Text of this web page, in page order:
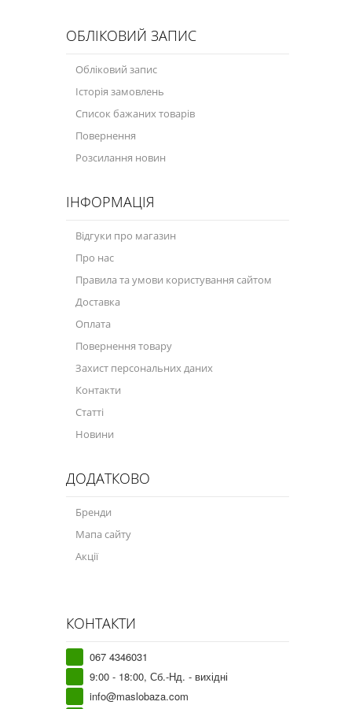
ОБЛІКОВИЙ ЗАПИС
Обліковий запис
Історія замовлень
Список бажаних товарів
Повернення
Розсилання новин
ІНФОРМАЦІЯ
Відгуки про магазин
Про нас
Правила та умови користування сайтом
Доставка
Оплата
Повернення товару
Захист персональних даних
Контакти
Статті
Новини
ДОДАТКОВО
Бренди
Мапа сайту
Акції
КОНТАКТИ
067 4346031
9:00 - 18:00, Сб.-Нд. - вихідні
info@maslobaza.com